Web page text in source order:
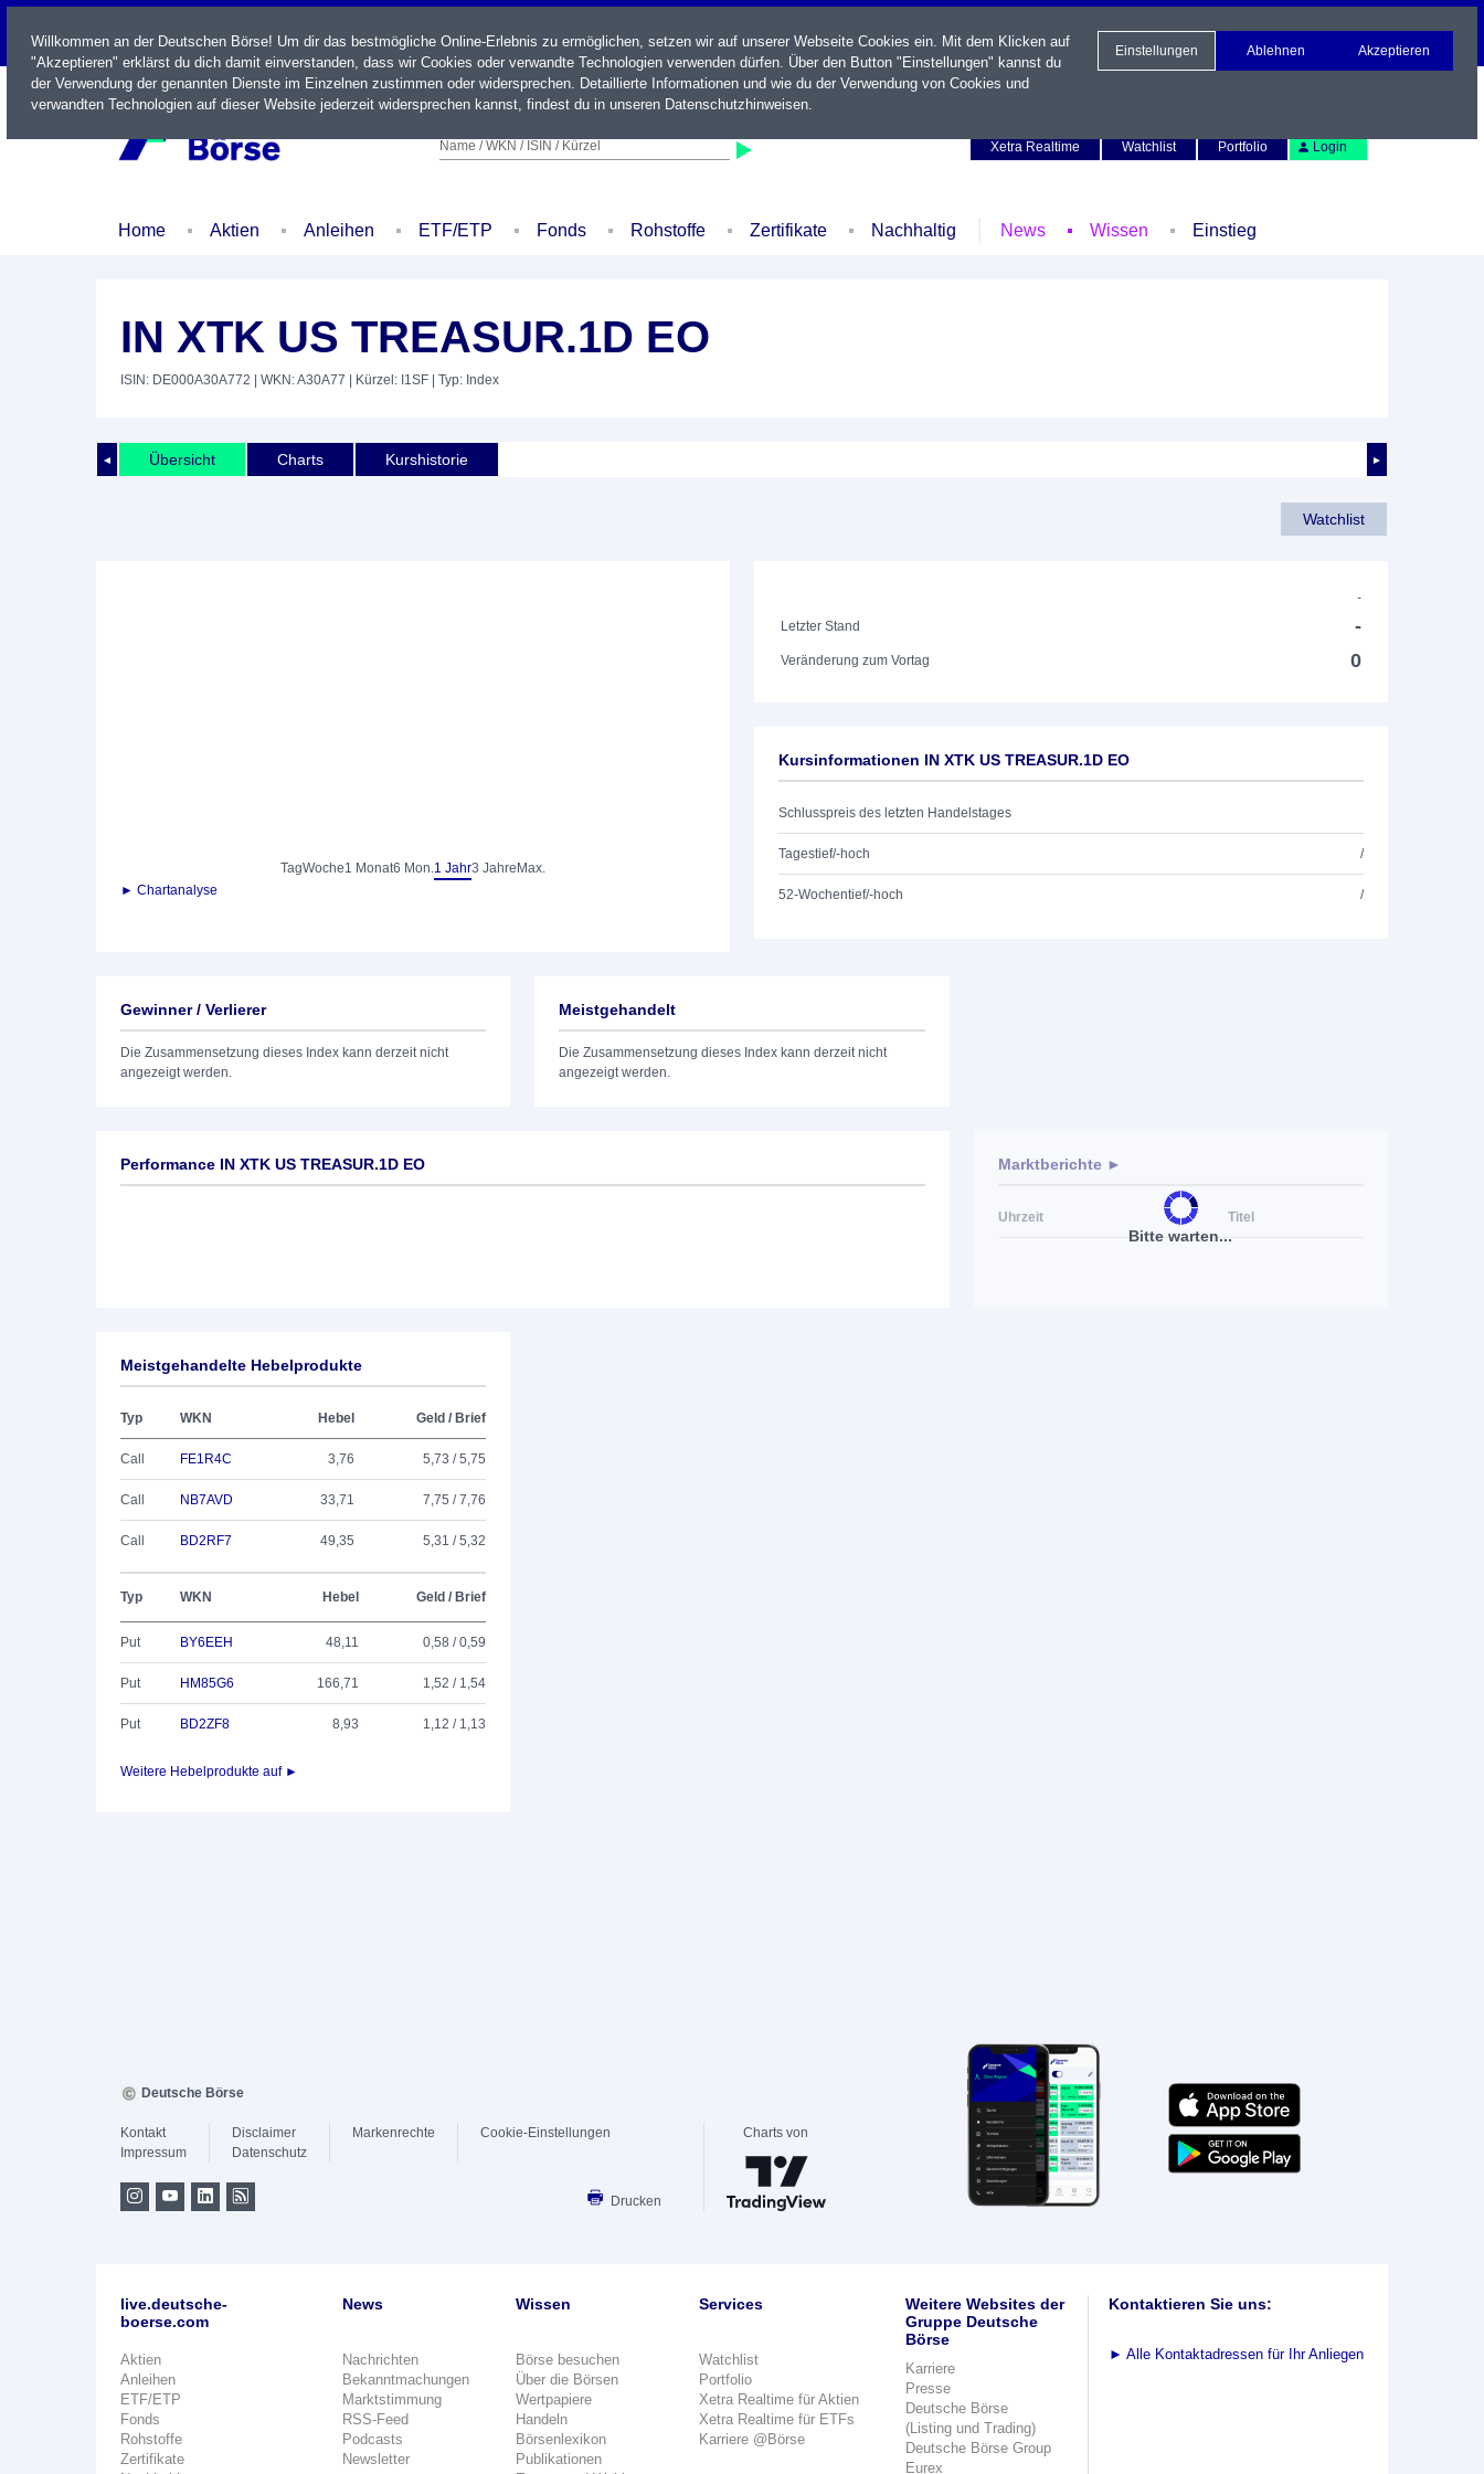
LIVE
Name / WKN / ISIN / Kürzel
Xetra Realtime
Watchlist Portfolio Login
Home Aktien Anleihen ETF/ETP Fonds Rohstoffe Zertifikate Nachhaltig News Wissen Einstieg
IN XTK US TREASUR.1D EO
ISIN: DE000A30A772 | WKN: A30A77 | Kürzel: I1SF | Typ: Index
◄ ►
Übersicht Charts Kurshistorie
Watchlist
TagWoche1 Monat6 Mon.1 Jahr3 Jahre Max.
► Chartanalyse
-
Letzter Stand
-
Veränderung zum Vortag 0
Kursinformationen IN XTK US TREASUR.1D EO
Schlusspreis des letzten Handelstages
Tagestief/-hoch /
52-Wochentief/-hoch /
Gewinner / Verlierer
Die Zusammensetzung dieses Index kann derzeit nicht
angezeigt werden.
Meistgehandelt
Die Zusammensetzung dieses Index kann derzeit nicht
angezeigt werden.
Performance IN XTK US TREASUR.1D EO
Bitte warten...
Marktberichte ►
Uhrzeit Titel
Meistgehandelte Hebelprodukte
Typ WKN Hebel Geld / Brief
Call FE1R4C 3,76 5,73 / 5,75
Call NB7AVD 33,71 7,75 / 7,76
Call BD2RF7 49,35 5,31 / 5,32
Typ WKN Hebel Geld / Brief
Put BY6EEH 48,11 0,58 / 0,59
Put HM85G6 166,71 1,52 / 1,54
Put BD2ZF8 8,93 1,12 / 1,13
Weitere Hebelprodukte auf ►
Willkommen an der Deutschen Börse! Um dir das bestmögliche Online-Erlebnis zu ermöglichen, setzen wir auf unserer Webseite Cookies ein. Mit dem Klicken auf
"Akzeptieren" erklärst du dich damit einverstanden, dass wir Cookies oder verwandte Technologien verwenden dürfen. Über den Button "Einstellungen" kannst du
der Verwendung der genannten Dienste im Einzelnen zustimmen oder widersprechen. Detaillierte Informationen und wie du der Verwendung von Cookies und
verwandten Technologien auf dieser Website jederzeit widersprechen kannst, findest du in unseren Datenschutzhinweisen.
Einstellungen Ablehnen Akzeptieren
Deutsche Börse
Kontakt
Impressum
Disclaimer
Datenschutz
Markenrechte Cookie-Einstellungen
Drucken
Charts von
live.deutsche-
boerse.com
Aktien
Anleihen
ETF/ETP
Fonds
Rohstoffe
Zertifikate
News
Nachrichten
Bekanntmachungen
Marktstimmung
RSS-Feed
Podcasts
Newsletter
Wissen
Börse besuchen
Über die Börsen
Wertpapiere
Handeln
Börsenlexikon
Publikationen
Services
Watchlist
Portfolio
Xetra Realtime für Aktien
Xetra Realtime für ETFs
Karriere @Börse
Weitere Websites der
Gruppe Deutsche
Börse
Karriere
Presse
Deutsche Börse
(Listing und Trading)
Deutsche Börse Group
Eurex
Kontaktieren Sie uns:
► Alle Kontaktadressen für Ihr Anliegen